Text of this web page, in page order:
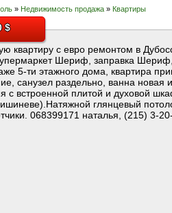
» Недвижимость продажа » Квартиры
$
квартиру с евро ремонтом в
Шериф, заправка
5-ти этажного дома, квартира
санузел раздельно, ванна новая
с встроенной плитой и духовой
глянцевый
068399171 наталья, (215) 3-